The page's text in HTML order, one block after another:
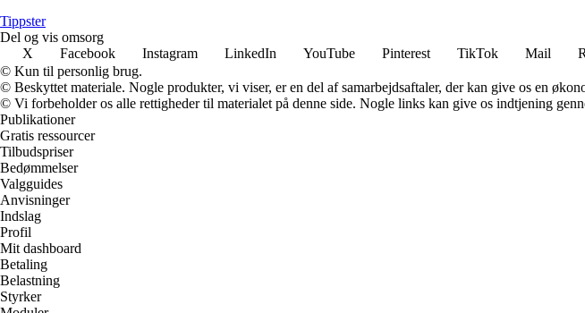
Tippster
Del og vis omsorg
X
Facebook Instagram LinkedIn YouTube Pinterest TikTok Mail
© Kun til personlig brug.
© Beskyttet materiale. Nogle produkter, vi viser, er en del af samarbejdsaftaler, der kan give os en
© Vi forbeholder os alle rettigheder til materialet på denne side. Nogle links kan give os indtjening
Publikationer
Gratis ressourcer
Tilbudspriser
Bedømmelser
Valgguides
Anvisninger
Indslag
Profil
Mit dashboard
Betaling
Belastning
Styrker